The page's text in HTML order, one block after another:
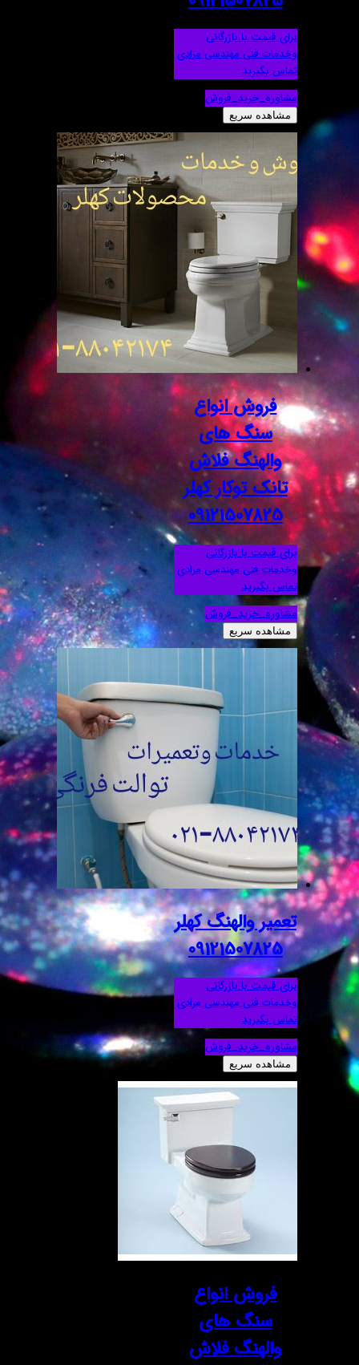
برای قیمت با بازرگانی
وخدمات فنی مهندسی مرادی
مشاوره_خرید_فروش
مشاهده سریع
فروش انواع
سنگ های
والهنگ فلاش
تانک توکار کهلر
09121507825
برای قیمت با بازرگانی
وخدمات فنی مهندسی مرادی
تماس بگیرید
مشاوره_خرید_فروش
مشاهده سریع
تعمیر والهنگ کهلر
09121507825
برای قیمت با بازرگانی
وخدمات فنی مهندسی مرادی
تماس بگیرید
مشاوره_خرید_فروش
مشاهده سریع
فروش انواع
سنگ های
والهنگ فلاش